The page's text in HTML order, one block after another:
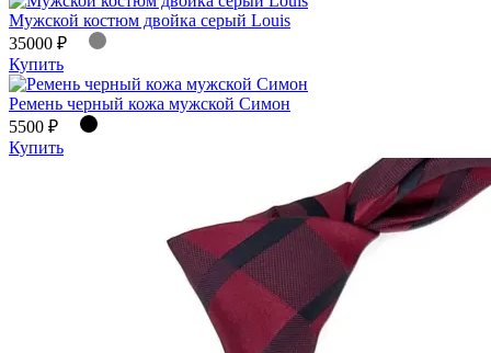
Мужской костюм двойка серый Louis
35000 ₽
Купить
Ремень черный кожа мужской Симон
5500 ₽
Купить